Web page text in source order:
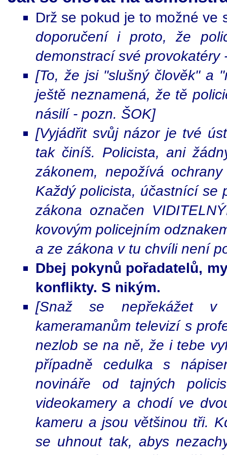
Drž se pokud je to možné
doporučení i proto, že
demonstrací své provokatéry
[To, že jsi "slušný člověk" a
ještě neznamená, že tě
násilí - pozn. ŠOK]
[Vyjádřit svůj názor je tvé
tak činíš. Policista, ani
zákonem, nepožívá
Každý policista, účastnící se
zákona označen
kovovým policejním
a ze zákona v tu chvíli není
Dbej pokynů pořadatelů,
konflikty. S nikým.
[Snaž se nepřekážet v
kameramanům televizí s
nezlob se na ně, že i tebe
případně cedulka s
novináře od tajných
videokamery a chodí ve
kameru a jsou většinou tři.
se uhnout tak, abys